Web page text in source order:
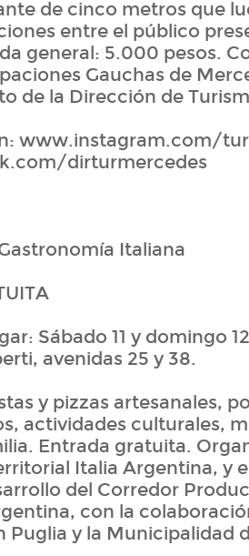
de cinco metros que
entre el público
general: 5.000 pesos.
Gauchas de
de la Dirección de
www.instagram.com/
dirturmercedes
Italiana
Sábado 11 y domingo
avenidas 25 y 38.
y pizzas artesanales,
actividades culturales,
Entrada gratuita.
Italia Argentina, y
del Corredor
con la
Puglia y la Municipalidad